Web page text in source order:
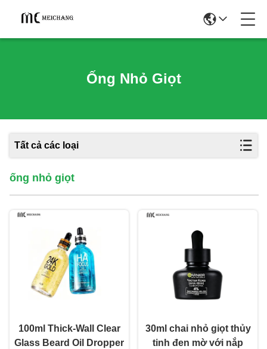
Ống Nhỏ Giọt
Tất cả các loại
ống nhỏ giọt
100ml Thick-Wall Clear
Glass Beard Oil Dropper
30ml chai nhỏ giọt thủy
tinh đen mờ với nắp